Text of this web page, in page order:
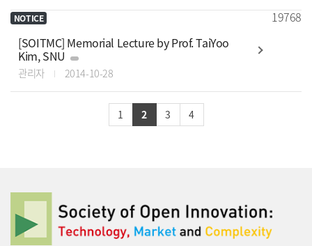
NOTICE
[SOITMC] Memorial Lecture by Prof. TaiYoo
Kim, SNU
관리자 2014-10-28
19768
1 2 3 4